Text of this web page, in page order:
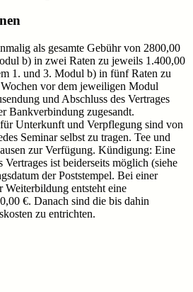
als gesamte Gebühr von 2800,00
b) in zwei Raten zu jeweils 1.400,00
1. und 3. Modul b) in fünf Raten zu
vor dem jeweiligen Modul
und Abschluss des Vertrages
Bankverbindung zugesandt.
Unterkunft und Verpflegung sind von
Seminar selbst zu tragen. Tee und
zur Verfügung. Kündigung: Eine
ist beiderseits möglich (siehe
der Poststempel. Bei einer
entsteht eine
€. Danach sind die bis dahin
zu entrichten.